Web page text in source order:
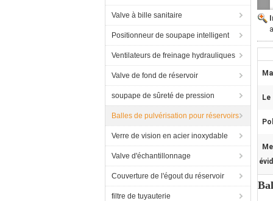
Valve à bille sanitaire
Positionneur de soupape intelligent
Ventilateurs de freinage hydrauliques
Valve de fond de réservoir
soupape de sûreté de pression
Balles de pulvérisation pour réservoirs
Verre de vision en acier inoxydable
Valve d'échantillonnage
Couverture de l'égout du réservoir
filtre de tuyauterie